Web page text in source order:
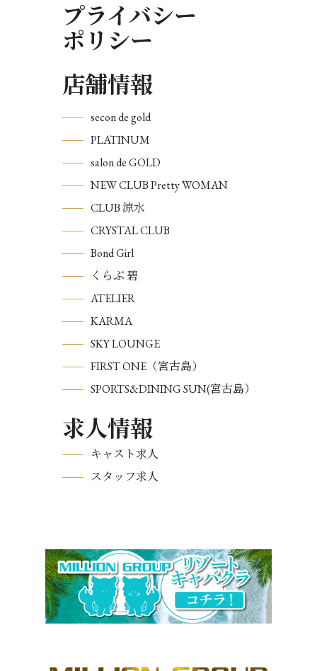
プライバシー
ポリシー
店舗情報
secon de gold
PLATINUM
salon de GOLD
NEW CLUB Pretty WOMAN
CLUB 涼水
CRYSTAL CLUB
Bond Girl
くらぶ 碧
ATELIER
KARMA
SKY LOUNGE
FIRST ONE（宮古島）
SPORTS&DINING SUN(宮古島）
求人情報
キャスト求人
スタッフ求人